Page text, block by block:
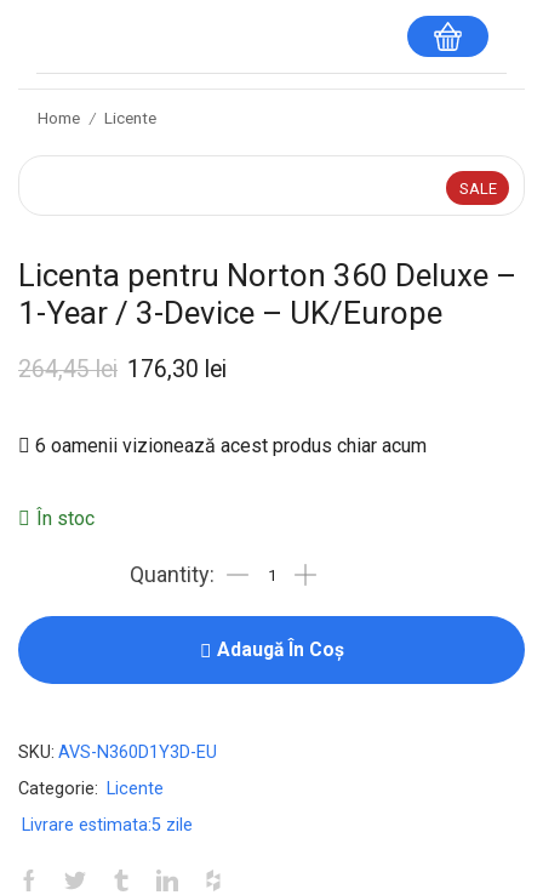
Home / Licente
SALE
Licenta pentru Norton 360 Deluxe –
1-Year / 3-Device – UK/Europe
264,45lei 176,30 lei
6 oamenii vizionează acest produs chiar acum
În stoc
Adaugă În Coș
SKU: AVS-N360D1Y3D-EU
Categorie: Licente
Livrare estimata:5 zile